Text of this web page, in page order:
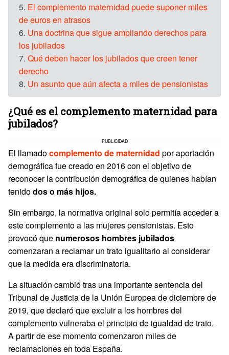
5. El complemento maternidad puede suponer miles
de euros en atrasos
6. Una doctrina que sigue ampliando derechos para
los jubilados
7. Qué deben hacer los jubilados que creen tener
derecho
8. Un asunto que aún afecta a miles de pensionistas
¿Qué es el complemento maternidad para
jubilados?
PUBLICIDAD
El llamadocomplemento de maternidad por aportación
demográfica fue creado en 2016 con el objetivo de
reconocer la contribución demográfica de quienes habían
tenidodos o más hijos.
Sin embargo, la normativa original solo permitía acceder a
este complemento a las mujeres pensionistas. Esto
provocó que numerosos hombres jubilados
comenzaran a reclamar un trato igualitario al considerar
que la medida era discriminatoria.
La situación cambió tras una importante sentencia del
Tribunal de Justicia de la Unión Europea de diciembre de
2019, que declaró que excluir a los hombres del
complemento vulneraba el principio de igualdad de trato.
A partir de ese momento comenzaron miles de
reclamaciones en toda España.